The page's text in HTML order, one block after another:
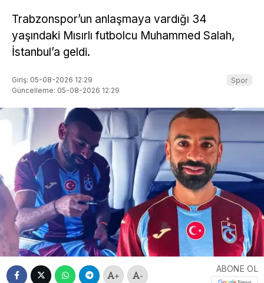
Trabzonspor’un anlaşmaya vardığı 34
yaşındaki Mısırlı futbolcu Muhammed Salah,
İstanbul’a geldi.
Giriş: 05-08-2026 12:29
Güncelleme: 05-08-2026 12:29
Spor
+ -
ABONE OL